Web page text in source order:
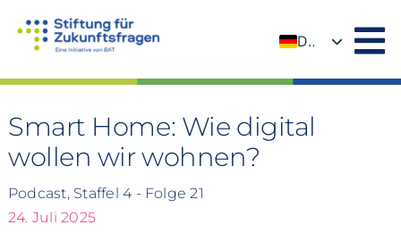
Inhalt
DE
Smart Home: Wie digital
wollen wir wohnen?
Podcast, Staffel 4 - Folge 21
24. Juli 2025